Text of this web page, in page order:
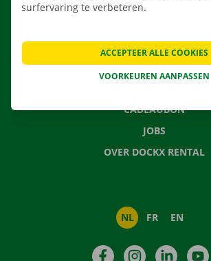
CONTACTEER ONS
VEELGESTELDE VRAGEN
CADEAUBON
JOBS
OVER DOCKX RENTAL
NL FR EN
FacebookInstagramLinkedIn
surfervaring te verbeteren.
VOORKEUREN AANPASSEN
ACCEPTEER ALLE COOKIES